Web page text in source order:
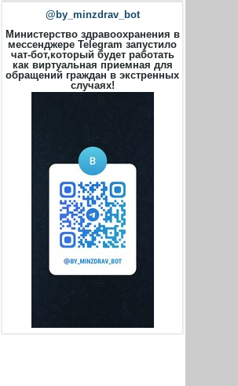
@by_minzdrav_bot
Министерство здравоохранения в
мессенджере Telegram запустило
чат-бот,который будет работать
как виртуальная приемная для
обращений граждан в экстренных
случаях!